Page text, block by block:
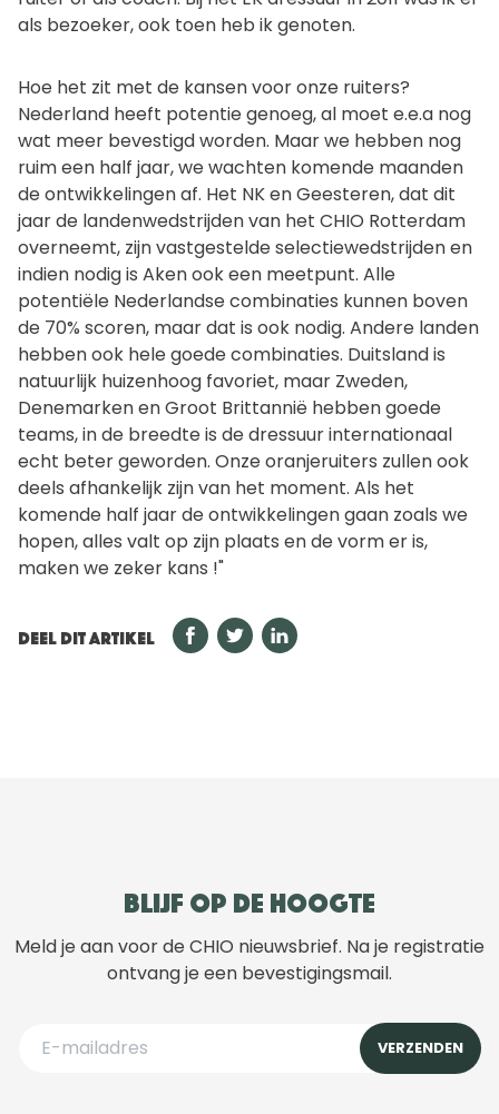
als bezoeker, ook toen heb ik genoten.
Hoe het zit met de kansen voor onze ruiters?
Nederland heeft potentie genoeg, al moet e.e.a nog
wat meer bevestigd worden. Maar we hebben nog
ruim een half jaar, we wachten komende maanden
de ontwikkelingen af. Het NK en Geesteren, dat dit
jaar de landenwedstrijden van het CHIO Rotterdam
overneemt, zijn vastgestelde selectiewedstrijden en
indien nodig is Aken ook een meetpunt. Alle
potentiële Nederlandse combinaties kunnen boven
de 70% scoren, maar dat is ook nodig. Andere landen
hebben ook hele goede combinaties. Duitsland is
natuurlijk huizenhoog favoriet, maar Zweden,
Denemarken en Groot Brittannië hebben goede
teams, in de breedte is de dressuur internationaal
echt beter geworden. Onze oranjeruiters zullen ook
deels afhankelijk zijn van het moment. Als het
komende half jaar de ontwikkelingen gaan zoals we
hopen, alles valt op zijn plaats en de vorm er is,
maken we zeker kans !"
DEEL DIT ARTIKEL
Blijf op de hoogte
Meld je aan voor de CHIO nieuwsbrief. Na je registratie
ontvang je een bevestigingsmail.